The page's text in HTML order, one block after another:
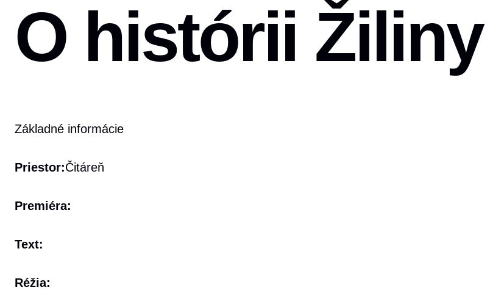
O histórii Žiliny
Základné informácie
Priestor:Čitáreň
Premiéra:
Text:
Réžia: